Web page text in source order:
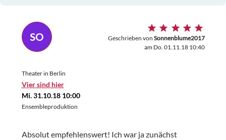
SO Geschrieben von Sonnenblume2017
am Do. 01.11.18 10:40
Theater in Berlin
Vier sind hier
Mi. 31.10.18 10:00
Ensembleproduktion
Absolut empfehlenswert! Ich war ja zunächst